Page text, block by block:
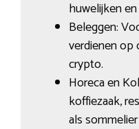
huwelijken
Beleggen:
verdienen op
crypto.
Horeca en
koffiezaak,
als